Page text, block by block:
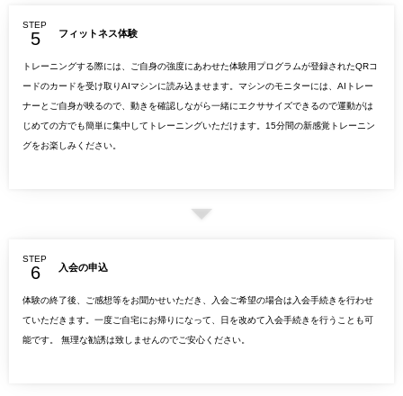
STEP
フィットネス体験
トレーニングする際には、ご自身の強度にあわせた体験用プログラムが登録されたQRコ
ードのカードを受け取りAIマシンに読み込ませます。マシンのモニターには、AIトレー
ナーとご自身が映るので、動きを確認しながら一緒にエクササイズできるので運動がは
じめての方でも簡単に集中してトレーニングいただけます。15分間の新感覚トレーニン
グをお楽しみください。
STEP
入会の申込
体験の終了後、ご感想等をお聞かせいただき、入会ご希望の場合は入会手続きを行わせ
ていただきます。一度ご自宅にお帰りになって、日を改めて入会手続きを行うことも可
能です。 無理な勧誘は致しませんのでご安心ください。